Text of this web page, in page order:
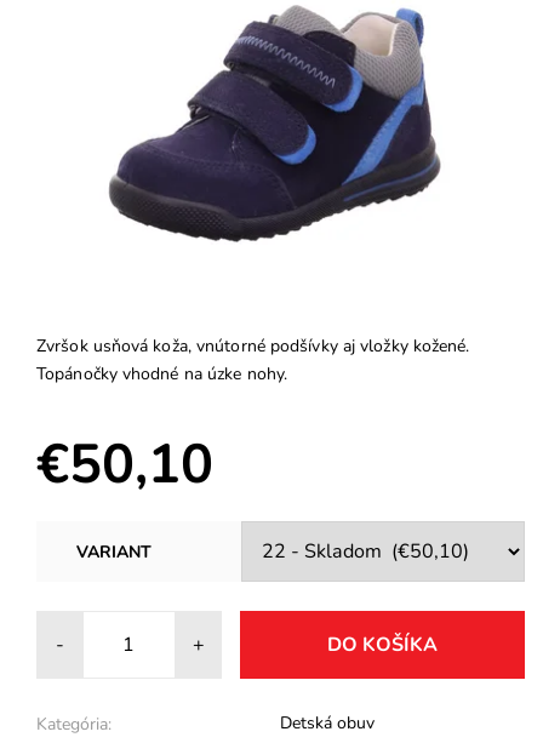
Zvršok usňová koža, vnútorné podšívky aj vložky kožené.
Topánočky vhodné na úzke nohy.
€50,10
VARIANT
- +
Kategória:
Detská obuv